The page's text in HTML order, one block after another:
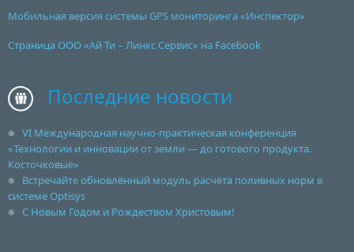
Мобильная версия системы GPS мониторинга «Инспектор»
Страница ООО «Ай Ти – Линкс Сервис» на Facebook
Последние новости
VI Международная научно-практическая конференция
«Технологии и инновации от земли — до готового продукта.
Косточковые»
Встречайте обновлённый модуль расчёта поливных норм в
системе Optisys
С Новым Годом и Рождеством Христовым!